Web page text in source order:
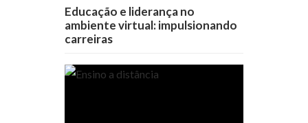
Educação e liderança no
ambiente virtual: impulsionando
carreiras